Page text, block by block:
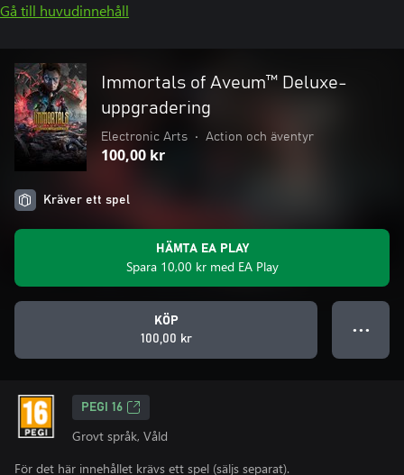
Gå till huvudinnehåll
Immortals of Aveum™ Deluxe-
uppgradering
Electronic Arts • Action och äventyr
100,00 kr
Kräver ett spel
HÄMTA EA PLAY
Spara 10,00 kr med EA Play
KÖP
100,00 kr
● ● ●
PEGI 16
Grovt språk, Våld
För det här innehållet krävs ett spel (säljs separat).